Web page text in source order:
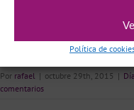
Política de
Por rafael | octubre 29th, 2015 |
comentarios